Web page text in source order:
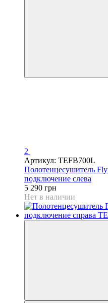
2
Артикул: TEFB700L
Полотенцесушитель
подключение слева
5 290 грн
Нет в наличии